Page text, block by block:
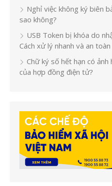
Nghỉ việc không ký biên
sao không?
USB Token bị khóa do
Cách xử lý nhanh và an toàn
Chữ ký số hết hạn có
của hợp đồng điện tử?